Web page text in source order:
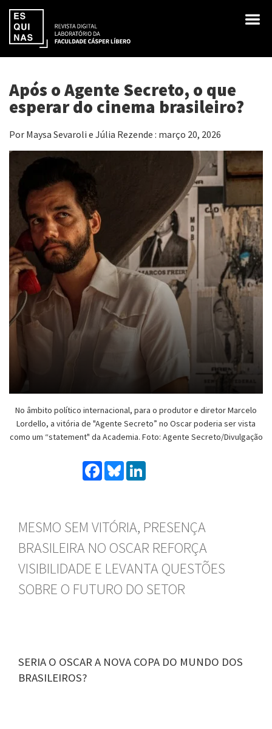
Após o Agente Secreto, o que
esperar do cinema brasileiro?
Por Maysa Sevaroli e Júlia Rezende : março 20, 2026
No âmbito político internacional, para o produtor e diretor Marcelo
Lordello, a vitória de "Agente Secreto” no Oscar poderia ser vista
como um “statement" da Academia. Foto: Agente Secreto/Divulgação
Facebook
Bluesky
MESMO SEM VITÓRIA, PRESENÇA
BRASILEIRA NO OSCAR REFORÇA
VISIBILIDADE E LEVANTA QUESTÕES
SOBRE O FUTURO DO SETOR
SERIA O OSCAR A NOVA COPA DO MUNDO DOS
BRASILEIROS?